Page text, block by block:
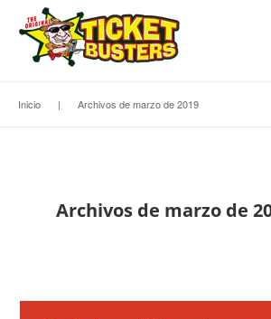
Inicio | Archivos de marzo de 2019
Archivos de marzo de